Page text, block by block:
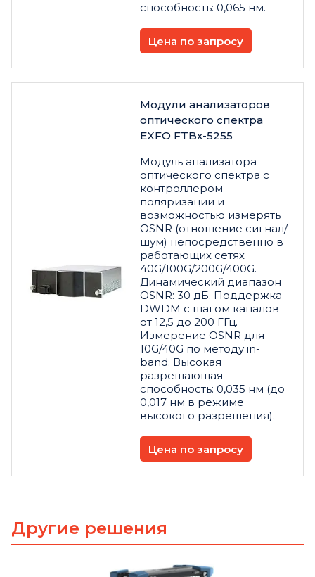
способность: 0,065 нм.
Цена по запросу
Модули анализаторов
оптического спектра
EXFO FTBx-5255
Модуль анализатора
оптического спектра с
контроллером
поляризации и
возможностью измерять
OSNR (отношение сигнал/
шум) непосредственно в
работающих сетях
40G/100G/200G/400G.
Динамический диапазон
OSNR: 30 дБ. Поддержка
DWDM с шагом каналов
от 12,5 до 200 ГГц.
Измерение OSNR для
10G/40G по методу in-
band. Высокая
разрешающая
способность: 0,035 нм (до
0,017 нм в режиме
высокого разрешения).
Цена по запросу
Другие решения